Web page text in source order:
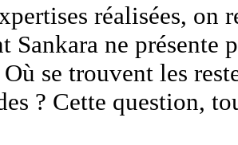
réalisées, on
Sankara ne présente
se trouvent les
? Cette question,